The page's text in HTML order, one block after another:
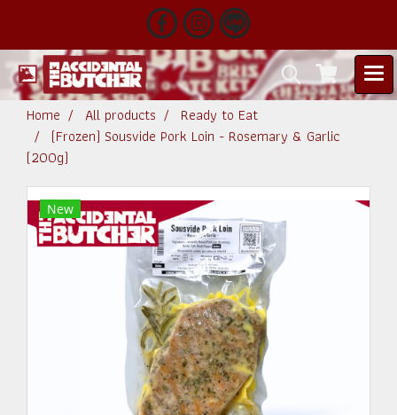
Home All products
Ready to Eat
(Frozen) Sousvide Pork Loin - Rosemary & Garlic
(200g)
New